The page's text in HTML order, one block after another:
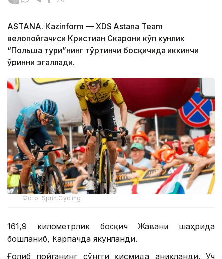
ASTANА. Кazinform — XDS Astana Team
велопойгачиси Кристиан Скарони кўп кунлик
“Польша тури”нинг тўртинчи босқичида иккинчи
ўринни эгаллади.
Фото: SprintCycling
161,9 километрлик босқич Жавани шаҳрида
бошланиб, Карпачда якунланди.
Ғолиб пойганинг сўнгги қисмида аниқланди. Уч